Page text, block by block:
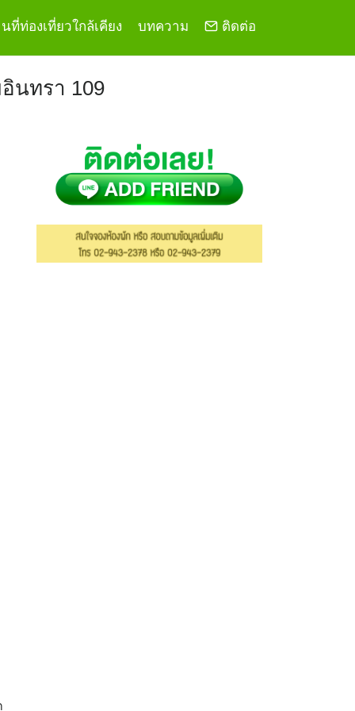
ที่ท่องเที่ยวใกล้เคียง บทความ ติดต่อ
นทรา 109